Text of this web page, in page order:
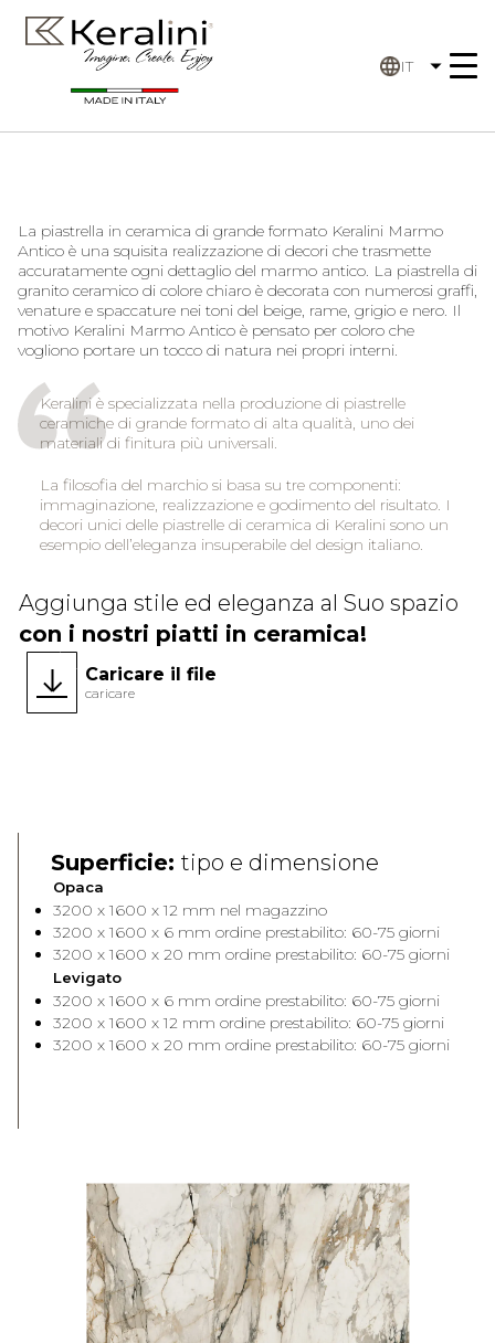
IT
La piastrella in ceramica di grande formato Keralini Marmo
Antico è una squisita realizzazione di decori che trasmette
accuratamente ogni dettaglio del marmo antico. La piastrella di
granito ceramico di colore chiaro è decorata con numerosi graffi,
venature e spaccature nei toni del beige, rame, grigio e nero. Il
motivo Keralini Marmo Antico è pensato per coloro che
vogliono portare un tocco di natura nei propri interni.
Keralini è specializzata nella produzione di piastrelle
ceramiche di grande formato di alta qualità, uno dei
materiali di finitura più universali.
La filosofia del marchio si basa su tre componenti:
immaginazione, realizzazione e godimento del risultato. I
decori unici delle piastrelle di ceramica di Keralini sono un
esempio dell’eleganza insuperabile del design italiano.
Aggiunga stile ed eleganza al Suo spazio
con i nostri piatti in ceramica!
Caricare il file
caricare
Superficie: tipo e dimensione
Opaca
3200 x 1600 x 12 mm nel magazzino
3200 x 1600 x 6 mm ordine prestabilito: 60-75 giorni
3200 x 1600 x 20 mm ordine prestabilito: 60-75 giorni
Levigato
3200 x 1600 x 6 mm ordine prestabilito: 60-75 giorni
3200 x 1600 x 12 mm ordine prestabilito: 60-75 giorni
3200 x 1600 x 20 mm ordine prestabilito: 60-75 giorni